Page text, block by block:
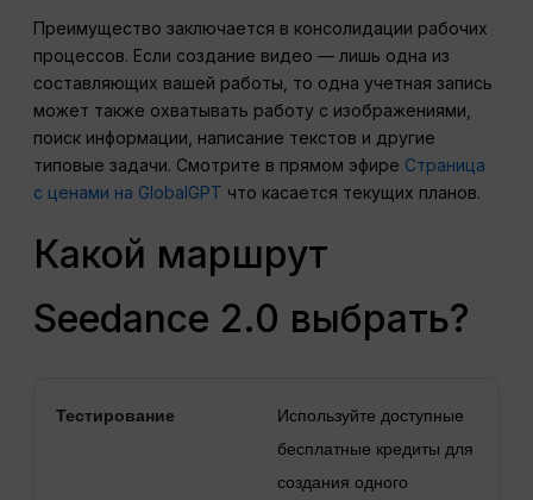
Преимущество заключается в консолидации рабочих
процессов. Если создание видео — лишь одна из
составляющих вашей работы, то одна учетная запись
может также охватывать работу с изображениями,
поиск информации, написание текстов и другие
типовые задачи. Смотрите в прямом эфире Страница
с ценами на GlobalGPT что касается текущих планов.
Какой маршрут
Seedance 2.0 выбрать?
Тестирование
Используйте доступные
бесплатные кредиты для
создания одного